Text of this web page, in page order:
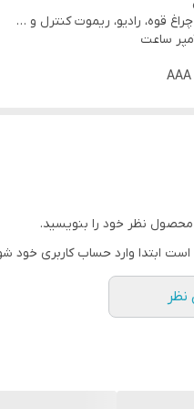
قوه، رادیو، ریموت کنترل و …
محصول نظر خود را بنویسید.
است ابتدا وارد حساب کاربری خود
نظر